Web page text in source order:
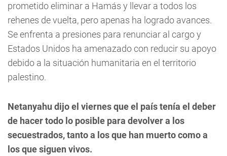
prometido eliminar a Hamás y llevar a todos los
rehenes de vuelta, pero apenas ha logrado avances.
Se enfrenta a presiones para renunciar al cargo y
Estados Unidos ha amenazado con reducir su apoyo
debido a la situación humanitaria en el territorio
palestino.
Netanyahu dijo el viernes que el país tenía el deber
de hacer todo lo posible para devolver a los
secuestrados, tanto a los que han muerto como a
los que siguen vivos.